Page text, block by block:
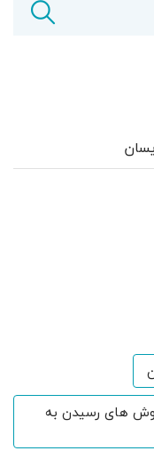
های رسیدن به